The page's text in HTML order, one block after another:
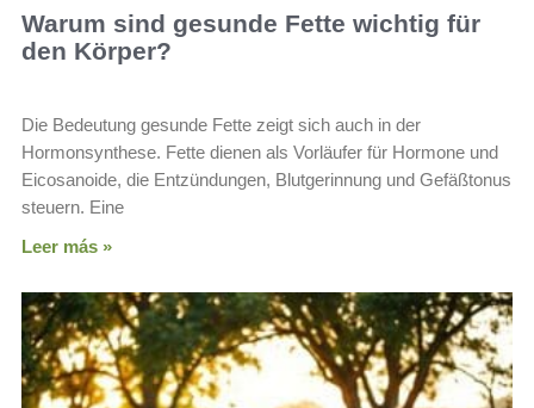
Warum sind gesunde Fette wichtig für
den Körper?
Die Bedeutung gesunde Fette zeigt sich auch in der
Hormonsynthese. Fette dienen als Vorläufer für Hormone und
Eicosanoide, die Entzündungen, Blutgerinnung und Gefäßtonus
steuern. Eine
Leer más »